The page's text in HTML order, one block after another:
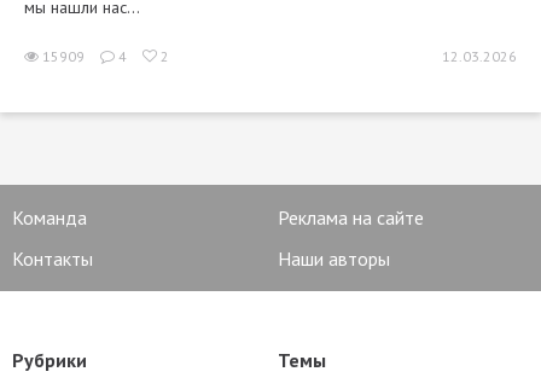
мы нашли нас...
15909 4 2 12.03.2026
Команда
Реклама на сайте
Контакты
Наши авторы
Рубрики
Темы